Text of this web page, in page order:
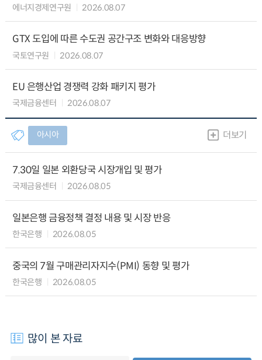
에너지경제연구원 2026.08.07
GTX 도입에 따른 수도권 공간구조 변화와 대응방향
국토연구원 2026.08.07
EU 은행산업 경쟁력 강화 패키지 평가
국제금융센터 2026.08.07
아시아 더보기
7.30일 일본 외환당국 시장개입 및 평가
국제금융센터 2026.08.05
일본은행 금융정책 결정 내용 및 시장 반응
한국은행 2026.08.05
중국의 7월 구매관리자지수(PMI) 동향 및 평가
한국은행 2026.08.05
많이 본 자료